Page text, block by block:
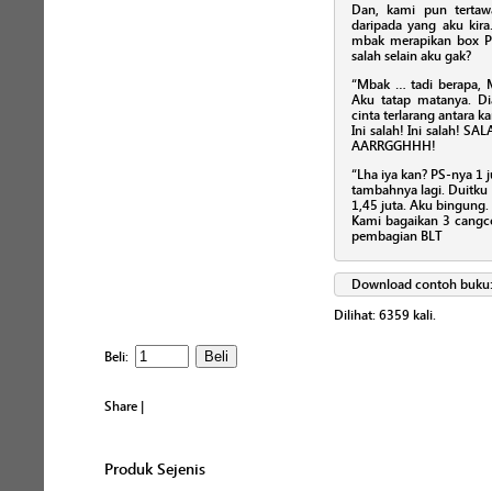
Dan, kami pun
daripada yang aku
mbak merapikan box
salah selain aku gak?
“Mbak … tadi berapa,
Aku tatap matanya.
cinta terlarang antara
Ini salah! Ini salah!
AARRGGHHH!
“Lha iya kan? PS-nya
tambahnya lagi. Duitku
1,45 juta. Aku
Kami bagaikan 3
pembagian BLT
Download contoh
Dilihat: 6359 kali.
Beli:
Share |
Produk Sejenis